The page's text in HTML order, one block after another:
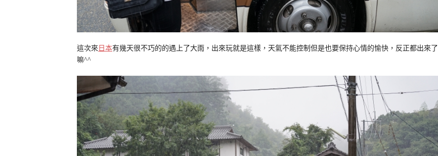
這次來 日本有幾天很不巧的的遇上了大雨，出來玩就是這樣，天氣不能控制但是也要保持心情的愉快，反正都出來了
嘛^^